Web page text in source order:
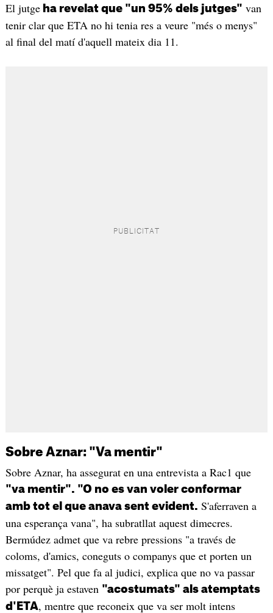
El jutgeha revelat que "un 95% dels jutges" van
tenir clar que ETA no hi tenia res a veure "més o menys"
al final del matí d'aquell mateix dia 11.
Sobre Aznar: "Va mentir"
Sobre Aznar, ha assegurat en una entrevista a Rac1 que
"va mentir". "O no es van voler conformar
amb tot el que anava sent evident. S'aferraven a
una esperança vana", ha subratllat aquest dimecres.
Bermúdez admet que va rebre pressions "a través de
coloms, d'amics, coneguts o companys que et porten un
missatget". Pel que fa al judici, explica que no va passar
por perquè ja estaven "acostumats" als atemptats
d'ETA, mentre que reconeix que va ser molt intens